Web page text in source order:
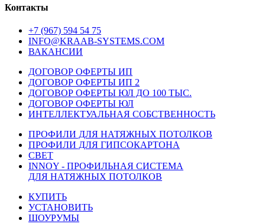
Контакты
+7 (967) 594 54 75
INFO@KRAAB-SYSTEMS.COM
ВАКАНСИИ
ДОГОВОР ОФЕРТЫ ИП
ДОГОВОР ОФЕРТЫ ИП 2
ДОГОВОР ОФЕРТЫ ЮЛ ДО 100 ТЫС.
ДОГОВОР ОФЕРТЫ ЮЛ
ИНТЕЛЛЕКТУАЛЬНАЯ СОБСТВЕННОСТЬ
ПРОФИЛИ ДЛЯ НАТЯЖНЫХ ПОТОЛКОВ
ПРОФИЛИ ДЛЯ ГИПСОКАРТОНА
СВЕТ
INNOY - ПРОФИЛЬНАЯ СИСТЕМА
ДЛЯ НАТЯЖНЫХ ПОТОЛКОВ
КУПИТЬ
УСТАНОВИТЬ
ШОУРУМЫ